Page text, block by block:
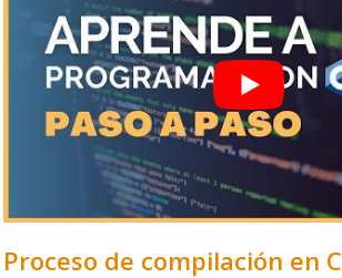
Proceso de compilación en C